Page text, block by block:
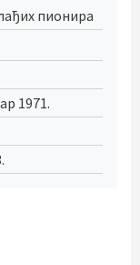
пионира
1971.